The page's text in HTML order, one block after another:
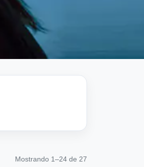
Mostrando 1–24 de 27